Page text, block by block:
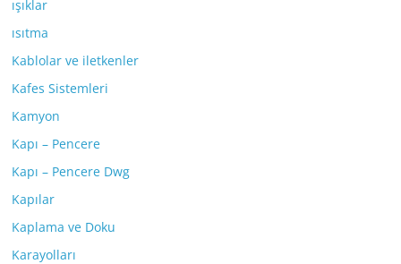
ışıklar
ısıtma
Kablolar ve iletkenler
Kafes Sistemleri
Kamyon
Kapı – Pencere
Kapı – Pencere Dwg
Kapılar
Kaplama ve Doku
Karayolları